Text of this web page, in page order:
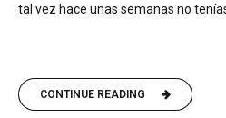
tal vez hace unas semanas no
CONTINUE READING